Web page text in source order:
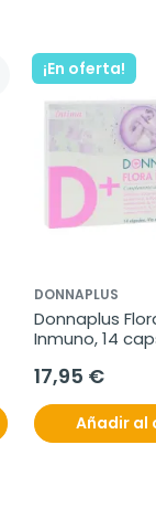
¡En oferta!
DONNAPLUS
Donnaplus
Inmuno, 14
17,95 €
Añadir al